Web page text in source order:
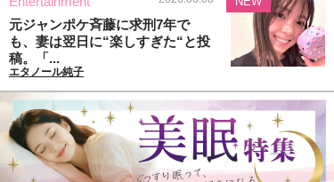
元ジャンポケ斉藤に求刑7年で
も、妻は翌日に“楽しすぎた“と投
稿。「...
エタノール純子